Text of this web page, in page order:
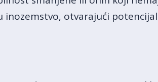
otvarajući